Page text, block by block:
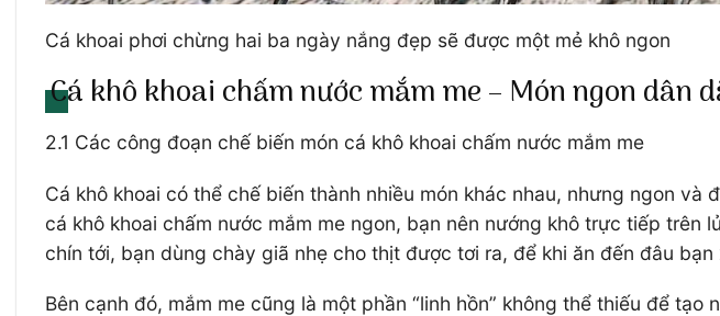
Cá khoai phơi chừng hai ba ngày nắng đẹp sẽ được một mẻ khô ngon
Cá khô khoai chấm nước mắm me – Món ngon dân
2.1 Các công đoạn chế biến món cá khô khoai chấm nước mắm me
Cá khô khoai có thể chế biến thành nhiều món khác nhau, nhưng ngon
cá khô khoai chấm nước mắm me ngon, bạn nên nướng khô trực tiếp
chín tới, bạn dùng chày giã nhẹ cho thịt được tơi ra, để khi ăn đến đâu
Bên cạnh đó, mắm me cũng là một phần “linh hồn” không thể thiếu để